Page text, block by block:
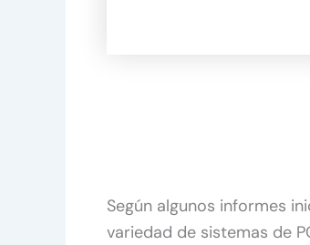
Según algunos informes
variedad de sistemas de